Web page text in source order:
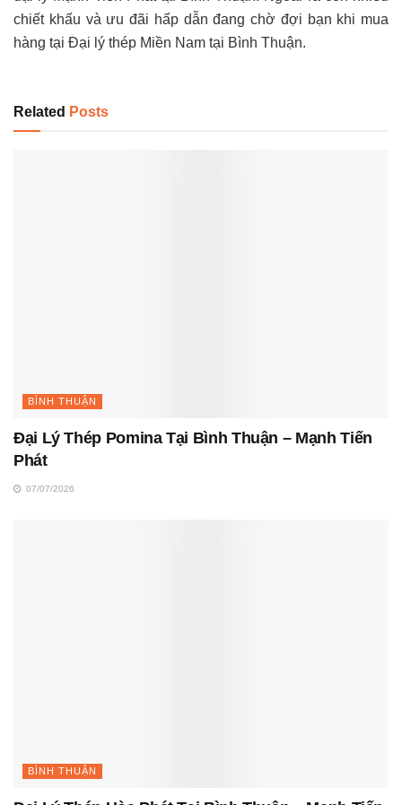
chiết khấu và ưu đãi hấp dẫn đang chờ đợi bạn khi mua
hàng tại Đại lý thép Miền Nam tại Bình Thuận.
Related Posts
BÌNH THUẬN
Đại Lý Thép Pomina Tại Bình Thuận – Mạnh Tiến
Phát
07/07/2026
BÌNH THUẬN